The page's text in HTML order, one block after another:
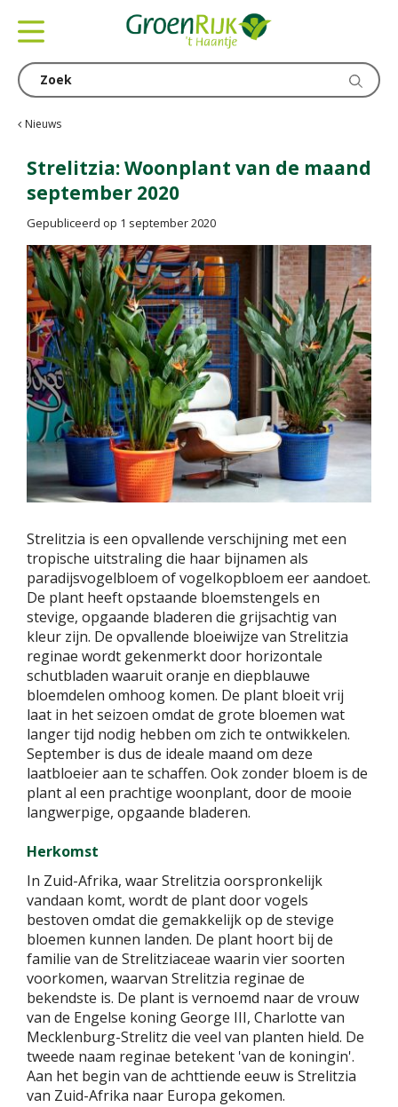
Nieuws
Strelitzia: Woonplant van de maand
september 2020
Gepubliceerd op 1 september 2020
Strelitzia is een opvallende verschijning met een
tropische uitstraling die haar bijnamen als
paradijsvogelbloem of vogelkopbloem eer aandoet.
De plant heeft opstaande bloemstengels en
stevige, opgaande bladeren die grijsachtig van
kleur zijn. De opvallende bloeiwijze van Strelitzia
reginae wordt gekenmerkt door horizontale
schutbladen waaruit oranje en diepblauwe
bloemdelen omhoog komen. De plant bloeit vrij
laat in het seizoen omdat de grote bloemen wat
langer tijd nodig hebben om zich te ontwikkelen.
September is dus de ideale maand om deze
laatbloeier aan te schaffen. Ook zonder bloem is de
plant al een prachtige woonplant, door de mooie
langwerpige, opgaande bladeren.
Herkomst
In Zuid-Afrika, waar Strelitzia oorspronkelijk
vandaan komt, wordt de plant door vogels
bestoven omdat die gemakkelijk op de stevige
bloemen kunnen landen. De plant hoort bij de
familie van de Strelitziaceae waarin vier soorten
voorkomen, waarvan Strelitzia reginae de
bekendste is. De plant is vernoemd naar de vrouw
van de Engelse koning George III, Charlotte van
Mecklenburg-Strelitz die veel van planten hield. De
tweede naam reginae betekent 'van de koningin'.
Aan het begin van de achttiende eeuw is Strelitzia
van Zuid-Afrika naar Europa gekomen.